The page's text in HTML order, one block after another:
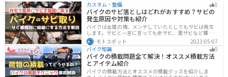
カスタム・整備 1
バイクのサビ落としはどれがおすすめ？サビの
発生原因や対策も紹介
バイクは金属の塊、メンテしていたとしてもサビは発生
します。サビと一言に言っても赤サビ、黒サビなど種類
があります。サビごとに有効なサビ落とし剤は違うの
で、正しいサビ落とし剤を使う必要があります。この記
事ではサビの種類から対処法、オススメのサビ取り剤を
まとめました。
モトスポット
2023-05-07
バイク知識
0
バイクの積載問題全て解決！オススメ積載方法
とアイテム紹介
バイクの積載方法とオススメの積載グッズを紹介しま